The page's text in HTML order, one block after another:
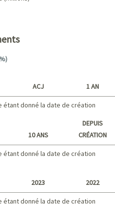
ACJ 1 AN
donné la date de création
10 ANS
DEPUIS
CRÉATION
donné la date de création
donné la date de création
2023 2022
donné la date de création